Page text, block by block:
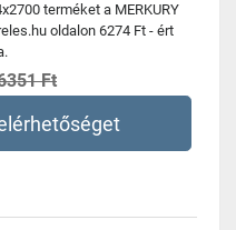
terméket a MERKURY
oldalon 6274 Ft - ért
Ft